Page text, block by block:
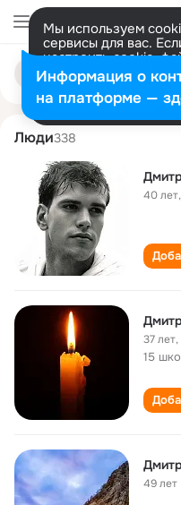
Мы используем
сервисы для вас.
настроить cookie-
представитель.
Разрешить все
Поиск
людям
dmitriy leskov
Люди338
40 лет,
37 лет,
15
49 лет
Информация о
на платформе —